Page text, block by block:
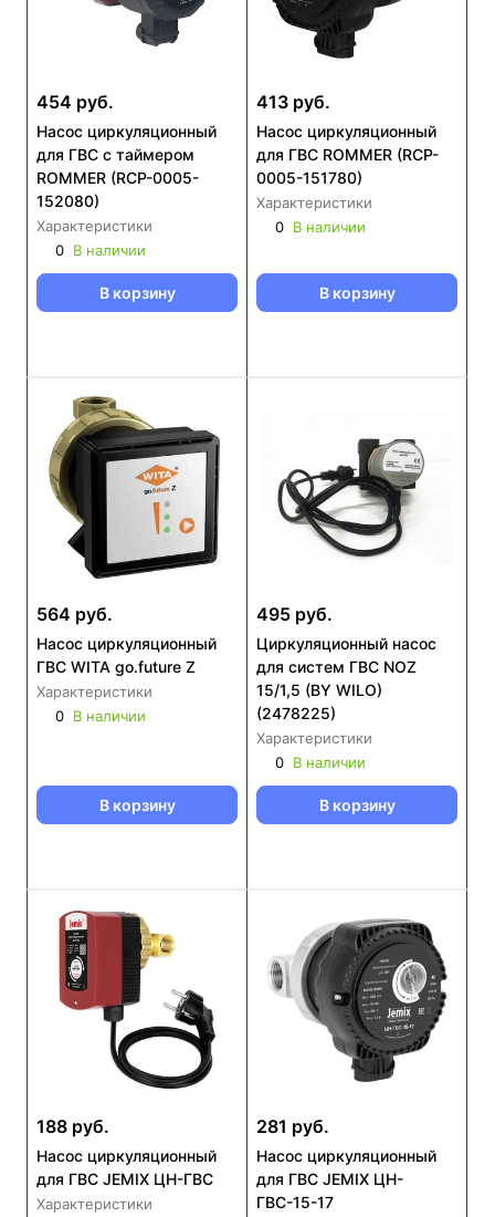
454 руб.
Насос циркуляционный
для ГВС с таймером
ROMMER (RCP-0005-
152080)
Характеристики
0 В наличии
В корзину
413 руб.
Насос циркуляционный
для ГВС ROMMER (RCP-
0005-151780)
Характеристики
0 В наличии
В корзину
564 руб.
Насос циркуляционный
ГВС WITA go.future Z
Характеристики
0 В наличии
В корзину
495 руб.
Циркуляционный насос
для систем ГВС NOZ
15/1,5 (BY WILO)
(2478225)
Характеристики
0 В наличии
В корзину
188 руб.
Насос циркуляционный
для ГВС JEMIX ЦН-ГВС
Характеристики
281 руб.
Насос циркуляционный
для ГВС JEMIX ЦН-
ГВС-15-17